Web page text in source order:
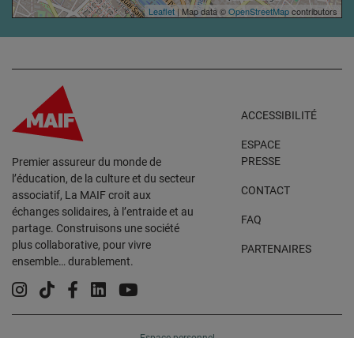
Leaflet | Map data ©OpenStreetMapcontributors
Premier assureur du monde de
l’éducation, de la culture et du secteur
associatif, La MAIF croit aux
échanges solidaires, à l’entraide et au
partage. Construisons une société
plus collaborative, pour vivre
ensemble… durablement.
ACCESSIBILITÉ
ESPACE
PRESSE
CONTACT
FAQ
PARTENAIRES
Instagram
TiktokFacebook
LinkedinYouTube